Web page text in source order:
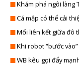
Khám phá ngôi làng
Cá mập có thể cải
Mối liên kết giữa đô
Khi robot “bước
WB kêu gọi đẩy